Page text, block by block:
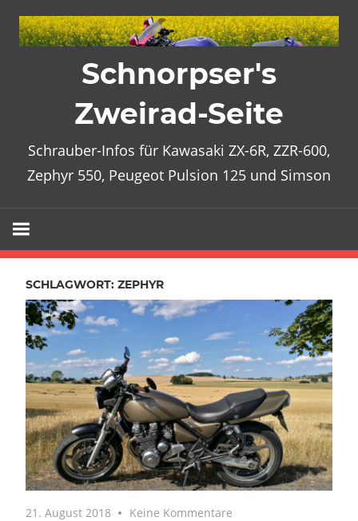
Inhalt
Schnorpser's
Zweirad-Seite
Schrauber-Infos für Kawasaki ZX-6R, ZZR-600,
Zephyr 550, Peugeot Pulsion 125 und Simson
SCHLAGWORT: ZEPHYR
21. August 2018 Keine Kommentare